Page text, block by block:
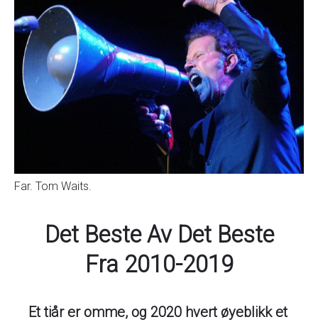
Far. Tom Waits.
Det Beste Av Det Beste
Fra 2010-2019
Et tiår er omme, og 2020 hvert øyeblikk et